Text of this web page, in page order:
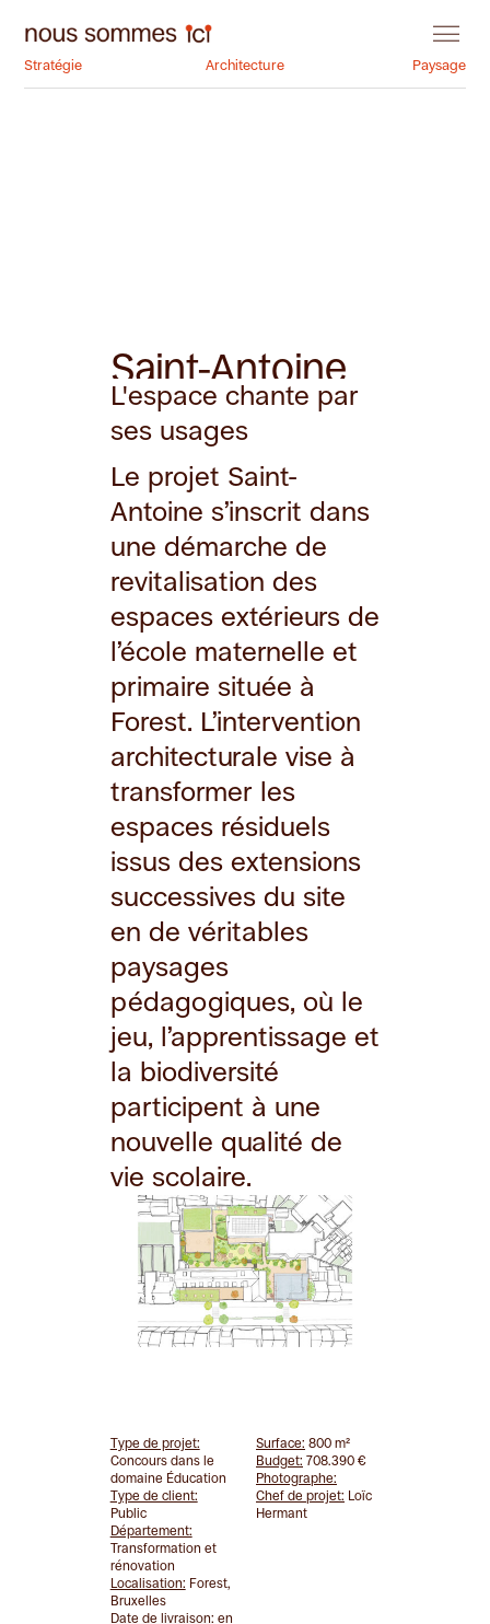
Stratégie Architecture Paysage
Saint-Antoine
L'espace chante par
ses usages
Le projet Saint-
Antoine s’inscrit dans
une démarche de
revitalisation des
espaces extérieurs de
l’école maternelle et
primaire située à
Forest. L’intervention
architecturale vise à
transformer les
espaces résiduels
issus des extensions
successives du site
en de véritables
paysages
pédagogiques, où le
jeu, l’apprentissage et
la biodiversité
participent à une
nouvelle qualité de
vie scolaire.
Type de projet:
Concours dans le
domaine Éducation
Type de client:
Public
Département:
Transformation et
rénovation
Localisation: Forest,
Bruxelles
Date de livraison: en
Surface: 800 m²
Budget: 708.390 €
Photographe:
Chef de projet: Loïc
Hermant